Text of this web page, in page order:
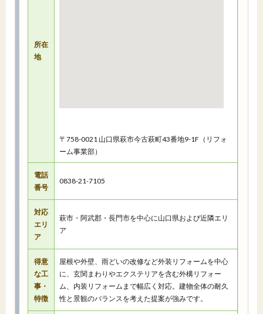
所在
地
〒758-0021 山口県萩市今古萩町43番地9-1F（リフォ
ーム事業部）
電話
番号
0838-21-7105
対応
エリ
ア
萩市・阿武郡・長門市を中心に山口県および近隣エリ
ア
得意
な工
事・
特徴
屋根や外壁、雨どいの改修など外装リフォームを中心
に、玄関まわりやエクステリアを含む外構リフォー
ム、内装リフォームまで幅広く対応。建物全体の耐久
性と景観のバランスを考えた提案が強みです。